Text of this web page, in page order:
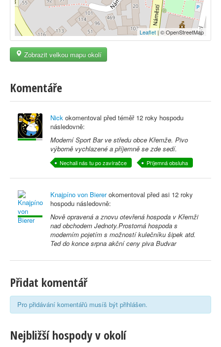
Leaflet | © OpenStreetMap
Zobrazit velkou mapu okolí
Komentáře
Nick okomentoval před téměř 12 roky hospodu
následovně:
Moderní Sport Bar ve středu obce Křemže. Pivo
výborně vychlazené a příjemně se zde sedí.
Nechali nás tu po zavíračce Příjemná obsluha
Knajpíno von Biererokomentoval před asi 12 roky
hospodu následovně:
Nově opravená a znovu otevřená hospoda v Křemži
nad obchodem Jednoty.Prostorná hospoda s
moderním pojetím s možností kulečníku šipek atd.
Ted do konce srpna akční ceny piva Budvar
Přidat komentář
Pro přidávání komentářů musíš být přihlášen.
Nejbližší hospody v okolí